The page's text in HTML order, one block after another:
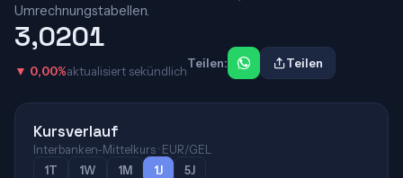
Umrechnungstabellen.
3,0201
▼ 0,00%aktualisiert sekündlich
Teilen: Teilen
Kursverlauf
Interbanken-Mittelkurs · EUR/GEL
1T
1W 1M 1J 5J